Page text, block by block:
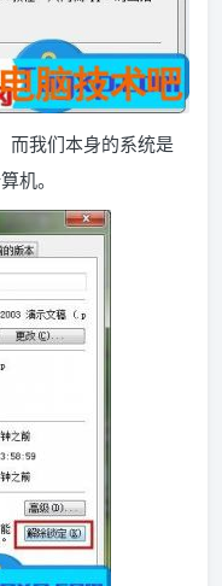
而我们本身的系统是
机。